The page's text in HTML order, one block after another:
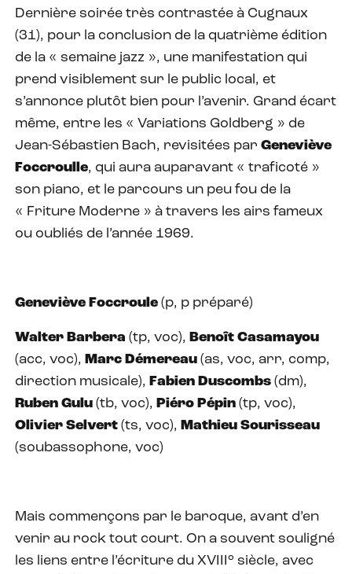
Dernière soirée très contrastée à Cugnaux
(31), pour la conclusion de la quatrième édition
de la « semaine jazz », une manifestation qui
prend visiblement sur le public local, et
s’annonce plutôt bien pour l’avenir. Grand écart
même, entre les « Variations Goldberg » de
Jean-Sébastien Bach, revisitées par Geneviève
Foccroulle, qui aura auparavant « traficoté »
son piano, et le parcours un peu fou de la
« Friture Moderne » à travers les airs fameux
ou oubliés de l’année 1969.
Geneviève Foccroule (p, p préparé)
Walter Barbera (tp, voc), Benoît Casamayou
(acc, voc), Marc Démereau (as, voc, arr, comp,
direction musicale), Fabien Duscombs (dm),
Ruben Gulu (tb, voc), Piéro Pépin (tp, voc),
Olivier Selvert (ts, voc), Mathieu Sourisseau
(soubassophone, voc)
Mais commençons par le baroque, avant d’en
venir au rock tout court. On a souvent souligné
les liens entre l’écriture du XVIII° siècle, avec